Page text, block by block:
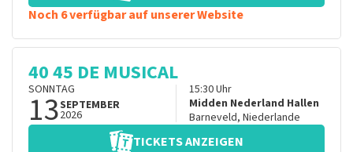
Noch 6 verfügbar auf unserer Website
40 45 DE MUSICAL
SONNTAG
13SEPTEMBER
2026
15:30Uhr
Midden Nederland Hallen
Barneveld, Niederlande
TICKETS ANZEIGEN